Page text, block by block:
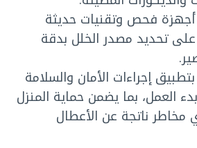
أجهزة فحص وتقنيات حديثة
تحديد مصدر الخلل بدقة
بتطبيق إجراءات الأمان والسلامة
العمل، بما يضمن حماية المنزل
ناتجة عن الأعطال